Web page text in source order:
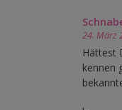
24. März
Hättest
kennen